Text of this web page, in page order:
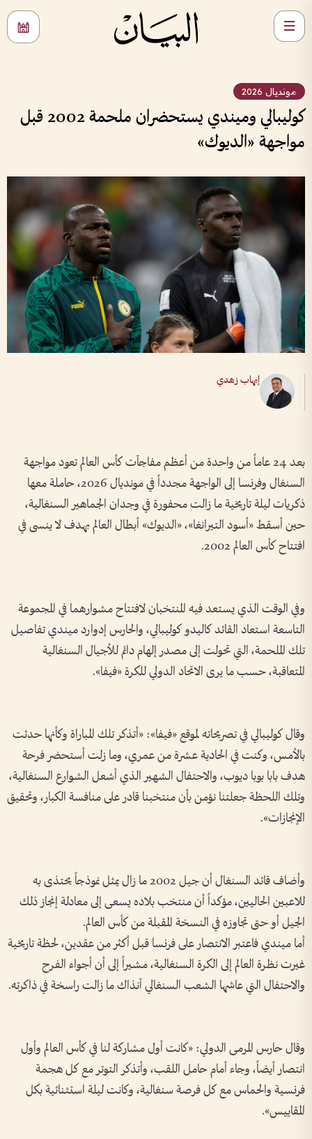
مونديال 2026
كوليبالي وميندي يستحضران ملحمة 2002 قبل
مواجهة «الديوك»
إيهاب زهدي
بعد 24 عاماً من واحدة من أعظم مفاجآت كأس العالم تعود مواجهة
السنغال وفرنسا إلى الواجهة مجدداً في مونديال 2026، حاملة معها
ذكريات ليلة تاريخية ما زالت محفورة في وجدان الجماهير السنغالية،
حين أسقط «أسود التيرانغا»، «الديوك» أبطال العالم بهدف لا ينسى في
افتتاح كأس العالم 2002.
وفي الوقت الذي يستعد فيه المنتخبان لافتتاح مشوارهما في المجموعة
التاسعة استعاد القائد كاليدو كوليبالي، والحارس إدوارد ميندي تفاصيل
تلك الملحمة، التي تحولت إلى مصدر إلهام دائم للأجيال السنغالية
المتعاقبة، حسب ما يرى الاتحاد الدولي للكرة «فيفا».
وقال كوليبالي في تصريحاته لموقع «فيفا»: «أتذكر تلك المباراة وكأنها حدثت
بالأمس، وكنت في الحادية عشرة من عمري، وما زلت أستحضر فرحة
هدف بابا بوبا ديوب، والاحتفال الشهير الذي أشعل الشوارع السنغالية،
وتلك اللحظة جعلتنا نؤمن بأن منتخبنا قادر على منافسة الكبار، وتحقيق
الإنجازات».
وأضاف قائد السنغال أن جيل 2002 ما زال يمثل نموذجاً يحتذى به
للاعبين الحاليين، مؤكداً أن منتخب بلاده يسعى إلى معادلة إنجاز ذلك
الجيل أو حتى تجاوزه في النسخة المقبلة من كأس العالم.
أما ميندي فاعتبر الانتصار على فرنسا قبل أكثر من عقدين، لحظة تاريخية
غيرت نظرة العالم إلى الكرة السنغالية، مشيراً إلى أن أجواء الفرح
والاحتفال التي عاشها الشعب السنغالي آنذاك ما زالت راسخة في ذاكرته.
وقال حارس المرمى الدولي: «كانت أول مشاركة لنا في كأس العالم وأول
انتصار أيضاً، وجاء أمام حامل اللقب، وأتذكر التوتر مع كل هجمة
فرنسية والحماس مع كل فرصة سنغالية، وكانت ليلة استثنائية بكل
المقاييس».